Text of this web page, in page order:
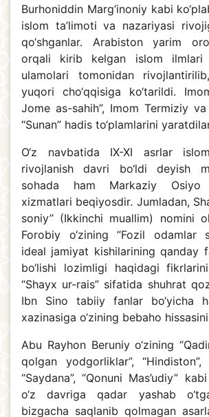
Burhoniddin Marg‘inoniy kabi
islom ta’limoti va nazariyasi
qo‘shganlar. Arabiston yarim
orqali kirib kelgan islom ilmlari
ulamolari tomonidan
yuqori cho‘qqisiga ko‘tarildi.
Jome as-sahih”, Imom Termiziy
“Sunan” hadis to‘plamlarini
O‘z navbatida IX-XI asrlar
rivojlanish davri bo‘ldi deyish
sohada ham Markaziy Osiyo
xizmatlari beqiyosdir. Jumladan,
soniy” (Ikkinchi muallim) nomini
Forobiy o‘zining “Fozil odamlar
ideal jamiyat kishilarining qanday
bo‘lishi lozimligi haqidagi
“Shayx ur-rais” sifatida shuhrat
Ibn Sino tabiiy fanlar bo‘yicha
xazinasiga o‘zining bebaho hissasini
Abu Rayhon Beruniy o‘zining
qolgan yodgorliklar”, “Hindiston”,
“Saydana”, “Qonuni Mas’udiy”
o‘z davriga qadar yashab
bizgacha saqlanib qolmagan